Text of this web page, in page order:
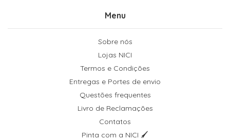
Menu
Sobre nós
Lojas NICI
Termos e Condições
Entregas e Portes de envio
Questões frequentes
Livro de Reclamações
Contatos
Pinta com a NICI 🖌